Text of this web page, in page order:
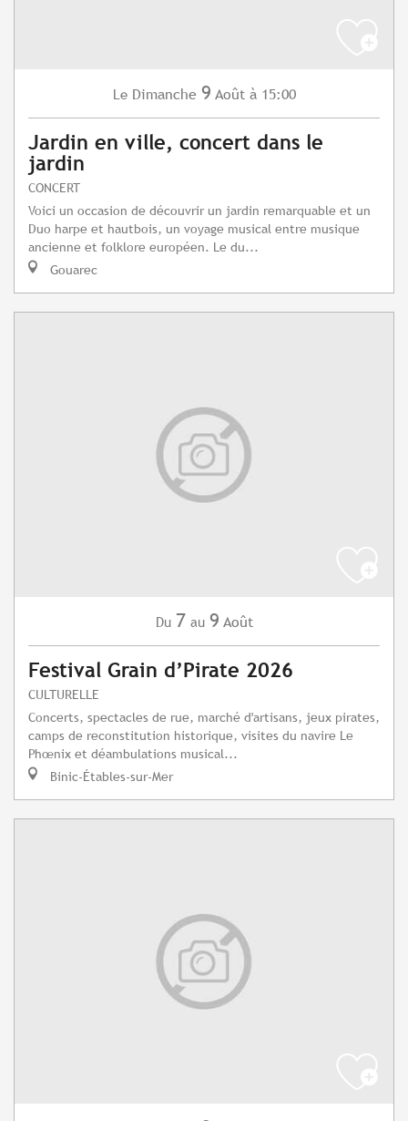
Le Dimanche 9 Août à 15:00
Jardin en ville, concert dans le
jardin
CONCERT
Voici un occasion de découvrir un jardin remarquable et un
Duo harpe et hautbois, un voyage musical entre musique
ancienne et folklore européen. Le du...
Gouarec
Du 7 au 9 Août
Festival Grain d’Pirate 2026
CULTURELLE
Concerts, spectacles de rue, marché d'artisans, jeux pirates,
camps de reconstitution historique, visites du navire Le
Phœnix et déambulations musical...
Binic-Étables-sur-Mer